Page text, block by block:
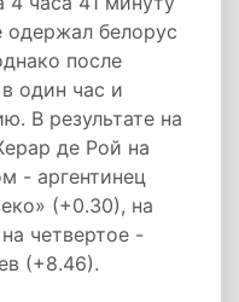
одержал белорус
после
один час и
В результате на
де Рой на
- аргентинец
(+0.30), на
четвертое -
(+8.46).